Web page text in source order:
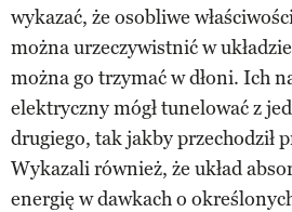
wykazać, że osobliwe
można urzeczywistnić w
można go trzymać w dłoni. Ich
elektryczny mógł tunelować z
drugiego, tak jakby przechodził
Wykazali również, że układ
energię w dawkach o